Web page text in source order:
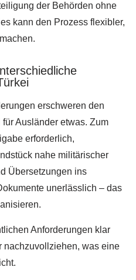
der Behörden ohne
kann den Prozess flexibler,
erschweren den
Ausländer etwas. Zum
erforderlich,
nahe militärischer
Übersetzungen ins
unerlässlich – das
Anforderungen klar
nachzuvollziehen, was eine